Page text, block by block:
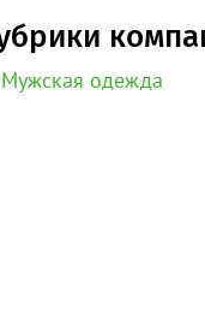
Мужская одежда